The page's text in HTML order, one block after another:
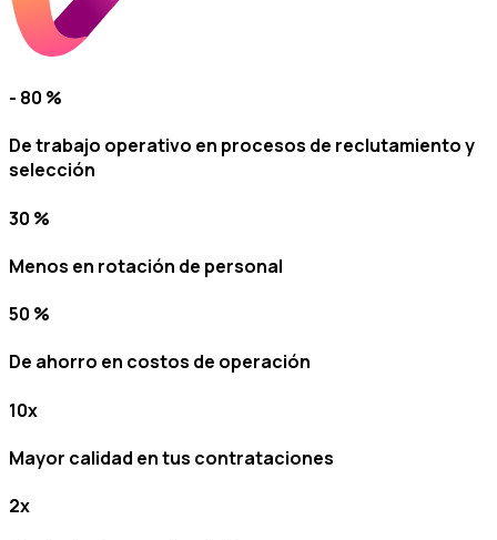
- 80 %
De trabajo operativo en procesos de reclutamiento y
selección
30 %
Menos en rotación de personal
50 %
De ahorro en costos de operación
10x
Mayor calidad en tus contrataciones
2x